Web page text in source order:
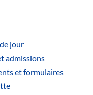
jour
admissions
et formulaires